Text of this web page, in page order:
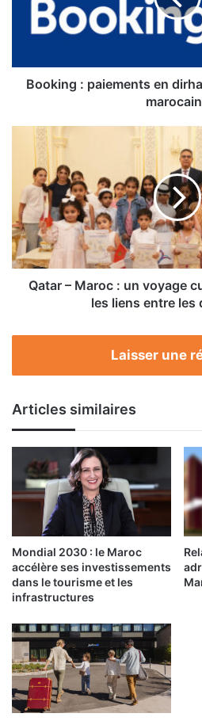
marocains
Booking : paiements en
Qatar
Maroc :
voyage
culturel
pour
renforcer
les
liens
deux
Qatar – Maroc : un voyage
les liens entre les
Laisser une
Articles similaires
Mondial 2030 : le Maroc
accélère ses investissements
dans le tourisme et les
infrastructures